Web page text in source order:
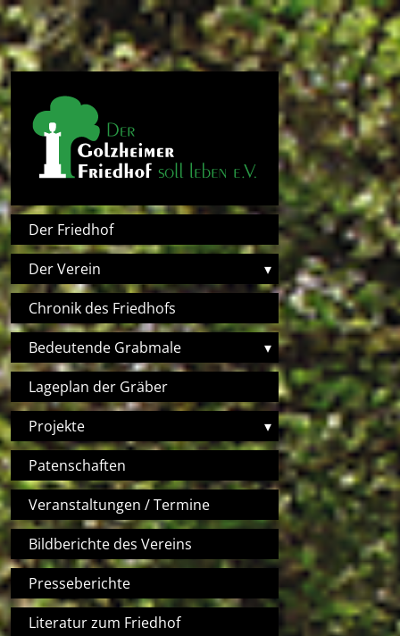
Direkt zum Inhalt
Hauptnavigation
Der Friedhof
Der Verein
▾
Chronik des Friedhofs
Bedeutende Grabmale
▾
Lageplan der Gräber
Projekte
▾
Patenschaften
Veranstaltungen / Termine
Bildberichte des Vereins
Presseberichte
Literatur zum Friedhof